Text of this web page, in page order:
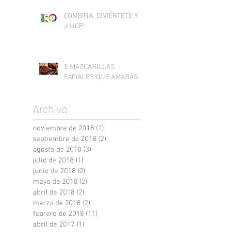
COMBINA, DIVIÉRTETE Y
¡LUCE!
5 MASCARILLAS
FACIALES QUE AMARÁS
Archivo
noviembre de 2018 (1)
septiembre de 2018 (2)
agosto de 2018 (3)
julio de 2018 (1)
junio de 2018 (2)
mayo de 2018 (2)
abril de 2018 (2)
marzo de 2018 (2)
febrero de 2018 (11)
abril de 2017 (1)